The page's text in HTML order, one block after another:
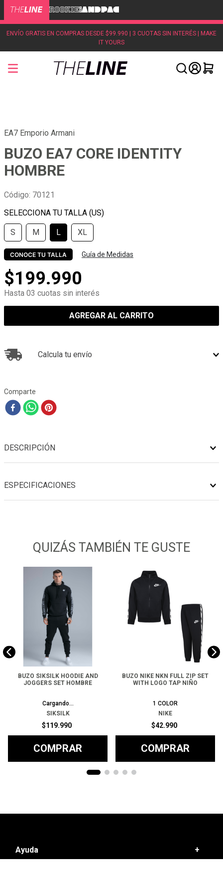
ENVÍO GRATIS EN COMPRAS DESDE $99.990 | 3 CUOTAS SIN INTERÉS | MAKE
IT YOURS
EA7 Emporio Armani
BUZO EA7 CORE IDENTITY
HOMBRE
Código: 70121
S M L XL
CONOCE TU TALLA Guía de Medidas
$199.990
Hasta 03 cuotas sin interés
AGREGAR AL CARRITO
Calcula tu envío
Comparte
DESCRIPCIÓN
ESPECIFICACIONES
QUIZÁS TAMBIÉN TE GUSTE
BUZO SIKSILK HOODIE AND
JOGGERS SET HOMBRE
2 COLORES
SIKSILK
$119.990
COMPRAR
BUZO NIKE NKN FULL ZIP SET
WITH LOGO TAP NIÑO
1 COLOR
NIKE
$42.990
COMPRAR
Ayuda +